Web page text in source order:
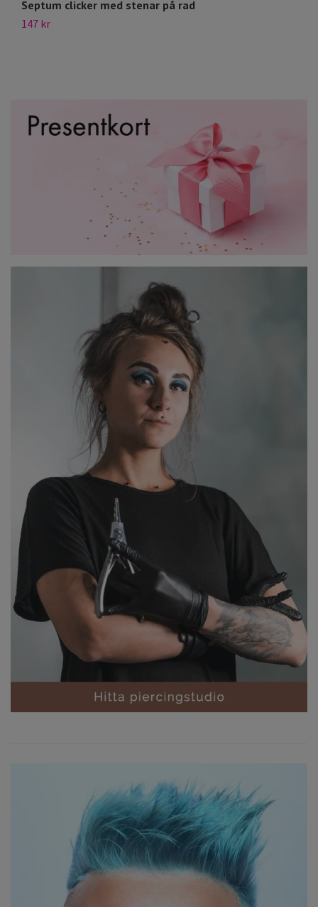
Septum clicker med stenar på rad
147 kr